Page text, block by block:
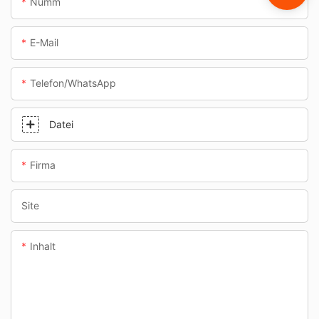
E-Mail
Telefon/WhatsApp
Datei
Firma
Site
Inhalt